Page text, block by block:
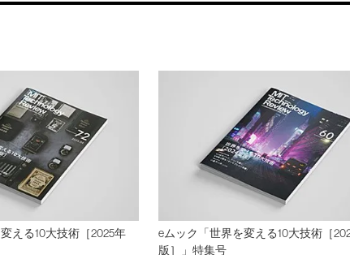
える10大技術［2025年
eムック「世界を変える10大技術［
版］」特集号